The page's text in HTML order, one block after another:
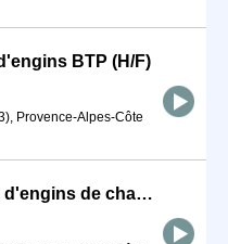
BTP (H/F)
Provence-Alpes-Côte
Mécanicien / Mécanicienne d'engins de chantier et de travaux publ (H/F)